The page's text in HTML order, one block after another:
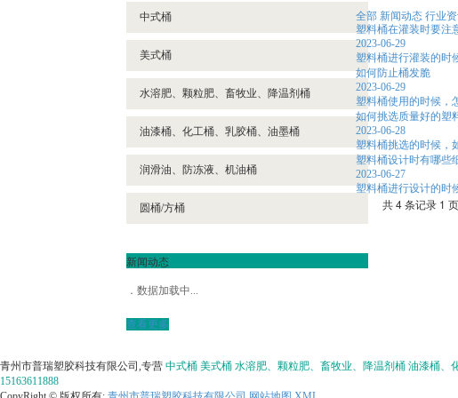
全部 新闻动态 行业
塑料桶在灌装时要注
2023-06-29
塑料桶进行灌装的时
如何防止桶发脆
2023-06-29
塑料桶使用的时候，
如何挑选质量好的塑
2023-06-28
塑料桶挑选的时候，
塑料桶设计时有哪些
2023-06-27
塑料桶进行设计的时
共 4 条记录 1 页
中式桶
美式桶
水溶肥、颗粒肥、畜牧业、降温剂桶
油漆桶、化工桶、乳胶桶、油墨桶
润滑油、防冻液、机油桶
圆桶/方桶
新闻动态
数据加载中...
查看更多
青州市普瑞塑胶科技有限公司,专营 中式桶 美式桶 水溶肥、颗粒肥、畜牧业、降温剂桶 油漆桶、
15163611888